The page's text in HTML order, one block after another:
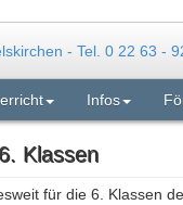
Infos
Klassen
für die 6. Klassen